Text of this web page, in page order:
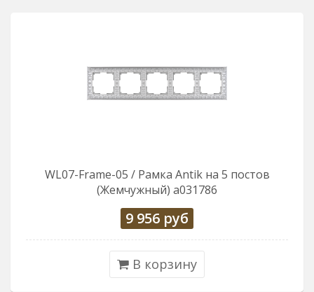
WL07-Frame-05 / Рамка Antik на 5 постов
(Жемчужный) a031786
9 956 руб
В корзину